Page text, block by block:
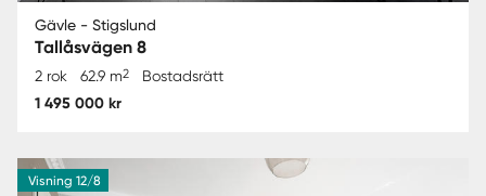
Gävle - Stigslund
Tallåsvägen 8
2 rok 62.9 m2 Bostadsrätt
1 495 000 kr
Visning 12/8